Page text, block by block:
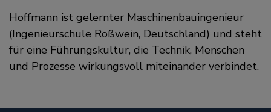
Hoffmann ist gelernter Maschinenbauingenieur
(Ingenieurschule Roßwein, Deutschland) und steht
für eine Führungskultur, die Technik, Menschen
und Prozesse wirkungsvoll miteinander verbindet.